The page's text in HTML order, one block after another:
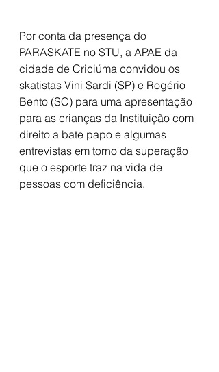
Por conta da presença do
PARASKATE no STU, a APAE da
cidade de Criciúma convidou os
skatistas Vini Sardi (SP) e Rogério
Bento (SC) para uma apresentação
para as crianças da Instituição com
direito a bate papo e algumas
entrevistas em torno da superação
que o esporte traz na vida de
pessoas com deficiência.